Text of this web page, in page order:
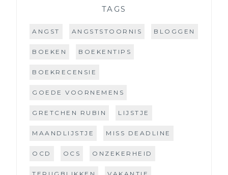
TAGS
ANGST ANGSTSTOORNIS BLOGGEN
BOEKEN BOEKENTIPS
BOEKRECENSIE
GOEDE VOORNEMENS
GRETCHEN RUBIN LIJSTJE
MAANDLIJSTJE MISS DEADLINE
OCD OCS ONZEKERHEID